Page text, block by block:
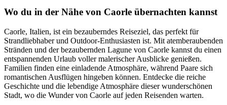
Wo du in der Nähe von Caorle übernachten kannst
Caorle, Italien, ist ein bezauberndes Reiseziel, das perfekt für
Strandliebhaber und Outdoor-Enthusiasten ist. Mit atemberaubenden
Stränden und der bezaubernden Lagune von Caorle kannst du einen
entspannenden Urlaub voller malerischer Ausblicke genießen.
Familien finden eine einladende Atmosphäre, während Paare sich
romantischen Ausflügen hingeben können. Entdecke die reiche
Geschichte und die lebendige Atmosphäre dieser wunderschönen
Stadt, wo die Wunder von Caorle auf jeden Reisenden warten.